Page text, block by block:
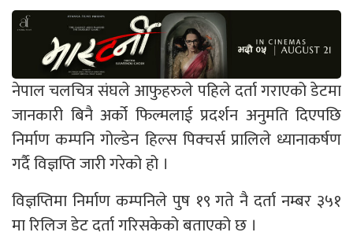
नेपाल चलचित्र संघले आफुहरुले पहिले दर्ता गराएको डेटमा
जानकारी बिनै अर्को फिल्मलाई प्रदर्शन अनुमति दिएपछि
निर्माण कम्पनि गोल्डेन हिल्स पिक्चर्स प्रालिले ध्यानाकर्षण
गर्दै विज्ञप्ति जारी गरेको हो ।
विज्ञप्तिमा निर्माण कम्पनिले पुष १९ गते नै दर्ता नम्बर ३५१
मा रिलिज डेट दर्ता गरिसकेको बताएको छ ।